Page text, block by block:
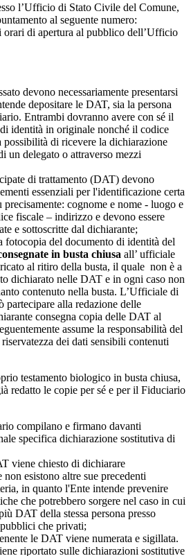
l’Ufficio di Stato Civile del Comune,
al seguente numero:
orari di apertura al pubblico dell’Ufficio
devono necessariamente presentarsi
depositare le DAT, sia la persona
Entrambi dovranno avere con sé il
identità in originale nonché il codice
possibilità di ricevere la dichiarazione
un delegato o attraverso mezzi
di trattamento (DAT) devono
essenziali per l'identificazione certa
precisamente: cognome e nome - luogo e
fiscale – indirizzo e devono essere
e sottoscritte dal dichiarante;
fotocopia del documento di identità del
in busta chiusa all’ ufficiale
al ritiro della busta, il quale non è a
dichiarato nelle DAT e in ogni caso non
contenuto nella busta. L’Ufficiale di
partecipare alla redazione delle
consegna copia delle DAT al
assume la responsabilità del
dei dati sensibili contenuti
testamento biologico in busta chiusa,
redatto le copie per sé e per il Fiduciario
compilano e firmano davanti
specifica dichiarazione sostitutiva di
viene chiesto di dichiarare
non esistono altre sue precedenti
in quanto l'Ente intende prevenire
che potrebbero sorgere nel caso in cui
DAT della stessa persona presso
che privati;
le DAT viene numerata e sigillata.
riportato sulle dichiarazioni sostitutive